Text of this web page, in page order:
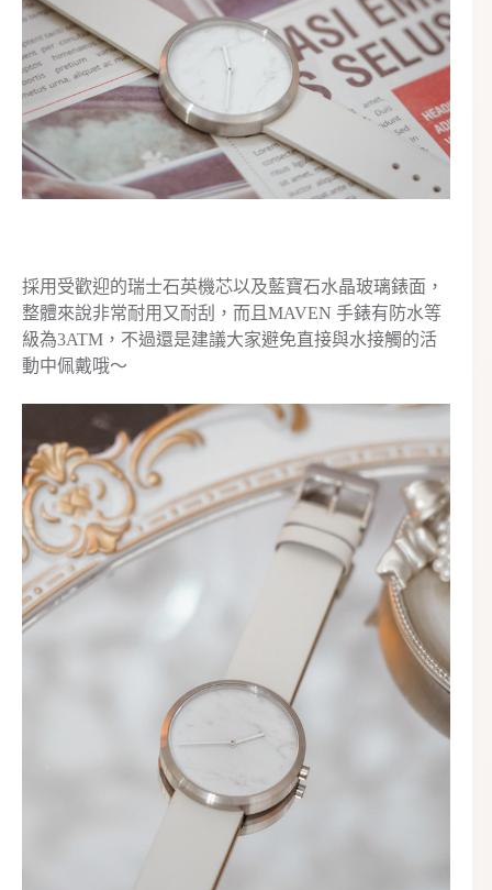
採用受歡迎的瑞士石英機芯以及藍寶石水晶玻璃錶面，
整體來說非常耐用又耐刮，而且MAVEN 手錶有防水等
級為3ATM，不過還是建議大家避免直接與水接觸的活
動中佩戴哦～